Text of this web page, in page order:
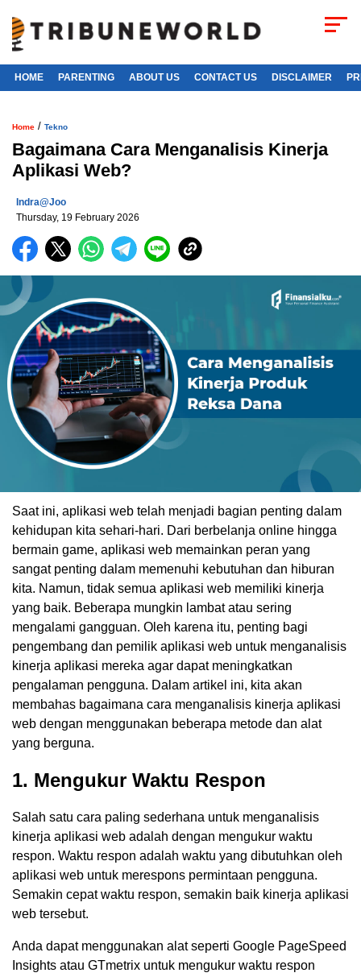
HOME PARENTING ABOUT US CONTACT US DISCLAIMER
Home / Tekno
Bagaimana Cara Menganalisis Kinerja
Aplikasi Web?
Indra@joo
Thursday, 19 February 2026
Saat ini, aplikasi web telah menjadi bagian penting dalam
kehidupan kita sehari-hari. Dari berbelanja online hingga
bermain game, aplikasi web memainkan peran yang
sangat penting dalam memenuhi kebutuhan dan hiburan
kita. Namun, tidak semua aplikasi web memiliki kinerja
yang baik. Beberapa mungkin lambat atau sering
mengalami gangguan. Oleh karena itu, penting bagi
pengembang dan pemilik aplikasi web untuk menganalisis
kinerja aplikasi mereka agar dapat meningkatkan
pengalaman pengguna. Dalam artikel ini, kita akan
membahas bagaimana cara menganalisis kinerja aplikasi
web dengan menggunakan beberapa metode dan alat
yang berguna.
1. Mengukur Waktu Respon
Salah satu cara paling sederhana untuk menganalisis
kinerja aplikasi web adalah dengan mengukur waktu
respon. Waktu respon adalah waktu yang dibutuhkan oleh
aplikasi web untuk merespons permintaan pengguna.
Semakin cepat waktu respon, semakin baik kinerja aplikasi
web tersebut.
Anda dapat menggunakan alat seperti Google PageSpeed
Insights atau GTmetrix untuk mengukur waktu respon